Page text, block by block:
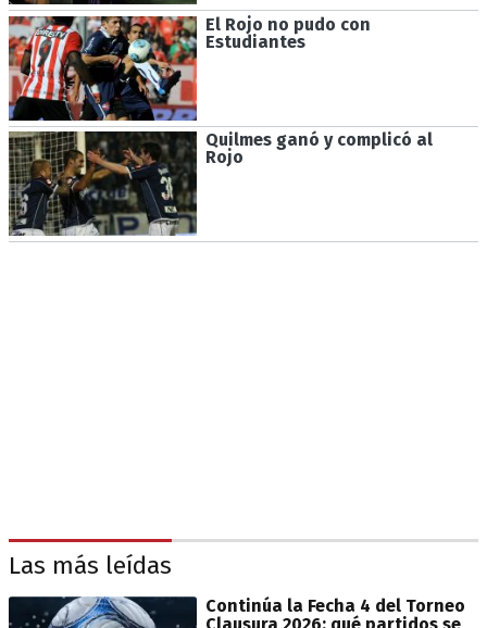
El Rojo no pudo con
Estudiantes
Quilmes ganó y complicó al
Rojo
Las más leídas
Continúa la Fecha 4 del Torneo